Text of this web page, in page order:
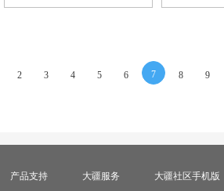
2 3 4 5 6 7 8 9
产品支持 大疆服务 大疆社区手机版